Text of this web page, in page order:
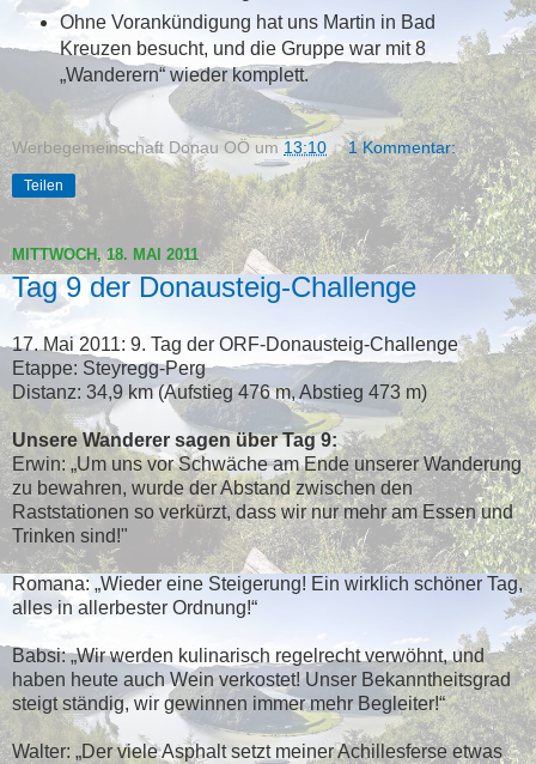
Ohne Vorankündigung hat uns Martin in Bad
Kreuzen besucht, und die Gruppe war mit 8
„Wanderern“ wieder komplett.
Werbegemeinschaft Donau OÖ um 13:10 1 Kommentar:
Teilen
MITTWOCH, 18. MAI 2011
Tag 9 der Donausteig-Challenge
17. Mai 2011: 9. Tag der ORF-Donausteig-Challenge
Etappe: Steyregg-Perg
Distanz: 34,9 km (Aufstieg 476 m, Abstieg 473 m)
Unsere Wanderer sagen über Tag 9:
Erwin: „Um uns vor Schwäche am Ende unserer Wanderung
zu bewahren, wurde der Abstand zwischen den
Raststationen so verkürzt, dass wir nur mehr am Essen und
Trinken sind!"
Romana: „Wieder eine Steigerung! Ein wirklich schöner Tag,
alles in allerbester Ordnung!“
Babsi: „Wir werden kulinarisch regelrecht verwöhnt, und
haben heute auch Wein verkostet! Unser Bekanntheitsgrad
steigt ständig, wir gewinnen immer mehr Begleiter!“
Walter: „Der viele Asphalt setzt meiner Achillesferse etwas